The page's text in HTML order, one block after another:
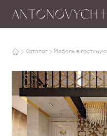
Каталог Мебель в гостиную